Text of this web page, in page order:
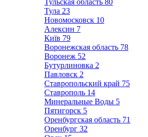
Тульская область 80
Тула 23
Новомосковск 10
Алексин 7
Київ 79
Воронежская область 78
Воронеж 52
Бутурлиновка 2
Павловск 2
Ставропольский край 75
Ставрополь 14
Минеральные Воды 5
Пятигорск 5
Оренбургская область 71
Оренбург 32